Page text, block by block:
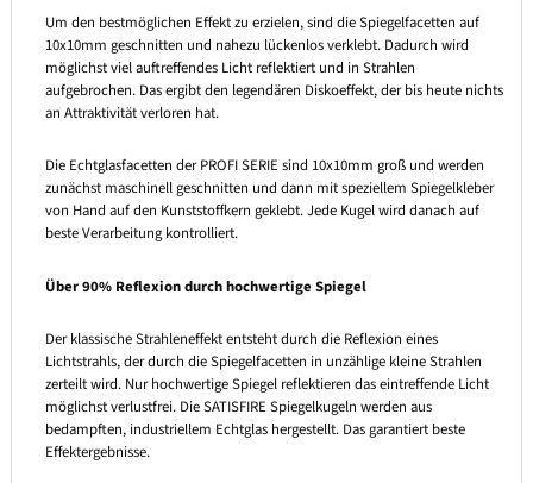
Um den bestmöglichen Effekt zu erzielen, sind die Spiegelfacetten auf
10x10mm geschnitten und nahezu lückenlos verklebt. Dadurch wird
möglichst viel auftreffendes Licht reflektiert und in Strahlen
aufgebrochen. Das ergibt den legendären Diskoeffekt, der bis heute nichts
an Attraktivität verloren hat.
Die Echtglasfacetten der PROFI SERIE sind 10x10mm groß und werden
zunächst maschinell geschnitten und dann mit speziellem Spiegelkleber
von Hand auf den Kunststoffkern geklebt. Jede Kugel wird danach auf
beste Verarbeitung kontrolliert.
Über 90% Reflexion durch hochwertige Spiegel
Der klassische Strahleneffekt entsteht durch die Reflexion eines
Lichtstrahls, der durch die Spiegelfacetten in unzählige kleine Strahlen
zerteilt wird. Nur hochwertige Spiegel reflektieren das eintreffende Licht
möglichst verlustfrei. Die SATISFIRE Spiegelkugeln werden aus
bedampften, industriellem Echtglas hergestellt. Das garantiert beste
Effektergebnisse.